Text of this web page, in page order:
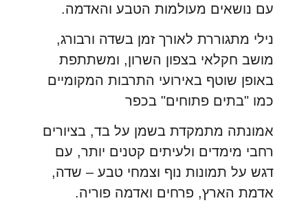
עם נושאים מעולמות הטבע והאדמה.
נילי מתגוררת לאורך זמן בשדה ורבורג,
מושב חקלאי בצפון השרון, ומשתתפת
באופן שוטף באירועי התרבות המקומיים
כמו "בתים פתוחים" בכפר
אמונתה מתמקדת בשמן על בד, בציורים
רחבי מימדים ולעיתים קטנים יותר, עם
דגש על תמונות נוף וצמחי טבע – שדה,
אדמת הארץ, פרחים ואדמה פוריה.